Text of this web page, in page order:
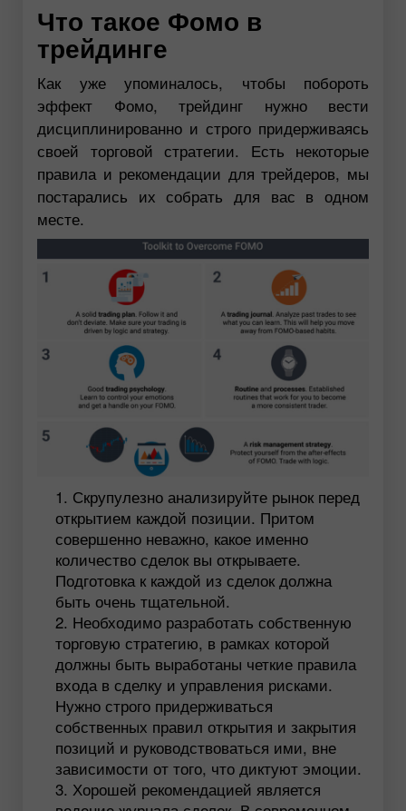
Что такое Фомо в
трейдинге
Как уже упоминалось, чтобы побороть
эффект Фомо, трейдинг нужно вести
дисциплинированно и строго придерживаясь
своей торговой стратегии. Есть некоторые
правила и рекомендации для трейдеров, мы
постарались их собрать для вас в одном
месте.
Скрупулезно анализируйте рынок перед
открытием каждой позиции. Притом
совершенно неважно, какое именно
количество сделок вы открываете.
Подготовка к каждой из сделок должна
быть очень тщательной.
Необходимо разработать собственную
торговую стратегию, в рамках которой
должны быть выработаны четкие правила
входа в сделку и управления рисками.
Нужно строго придерживаться
собственных правил открытия и закрытия
позиций и руководствоваться ими, вне
зависимости от того, что диктуют эмоции.
Хорошей рекомендацией является